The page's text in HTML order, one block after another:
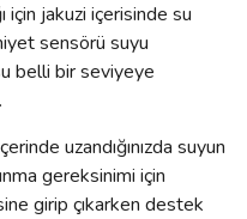
için jakuzi içerisinde su
sensörü suyu
belli bir seviyeye
uzandığınızda suyun
gereksinimi için
girip çıkarken destek